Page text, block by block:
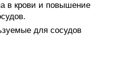
в крови и повышение
для сосудов